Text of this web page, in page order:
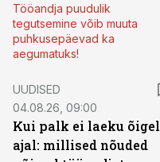
Tööandja puudulik
tegutsemine võib muuta
puhkusepäevad ka
aegumatuks!
UUDISED
04.08.26, 09:00
Kui palk ei laeku õigel
ajal: millised nõuded